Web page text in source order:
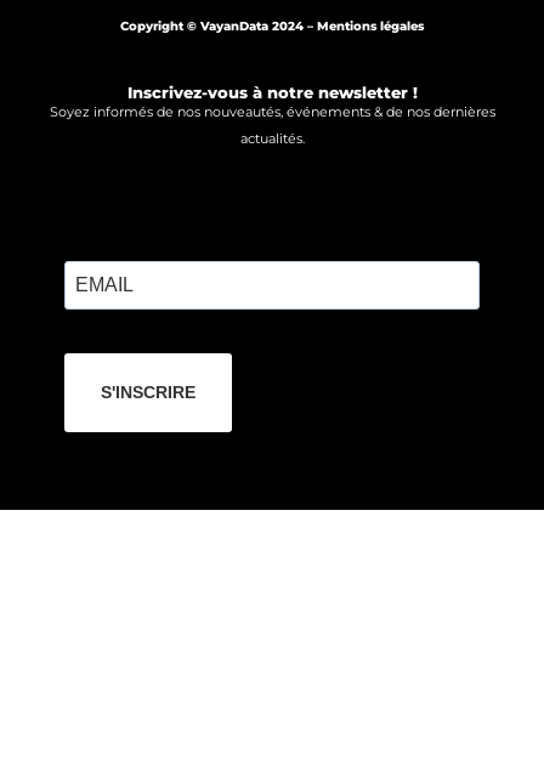
Copyright © VayanData 2024 – Mentions légales
Inscrivez-vous à notre newsletter !
Soyez informés de nos nouveautés, événements & de nos dernières
actualités.
S'INSCRIRE